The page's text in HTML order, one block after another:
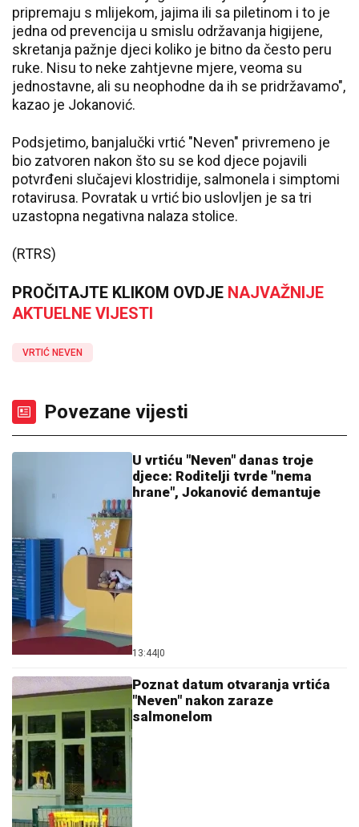
pripremaju s mlijekom, jajima ili sa piletinom i to je
jedna od prevencija u smislu održavanja higijene,
skretanja pažnje djeci koliko je bitno da često peru
ruke. Nisu to neke zahtjevne mjere, veoma su
jednostavne, ali su neophodne da ih se pridržavamo",
kazao je Jokanović.
Podsjetimo, banjalučki vrtić "Neven" privremeno je
bio zatvoren nakon što su se kod djece pojavili
potvrđeni slučajevi klostridije, salmonela i simptomi
rotavirusa. Povratak u vrtić bio uslovljen je sa tri
uzastopna negativna nalaza stolice.
(RTRS)
PROČITAJTE KLIKOM OVDJE NAJVAŽNIJE
AKTUELNE VIJESTI
VRTIĆ NEVEN
Povezane vijesti
U vrtiću "Neven" danas troje
djece: Roditelji tvrde "nema
hrane", Jokanović demantuje
13:44 0
Poznat datum otvaranja vrtića
"Neven" nakon zaraze
salmonelom